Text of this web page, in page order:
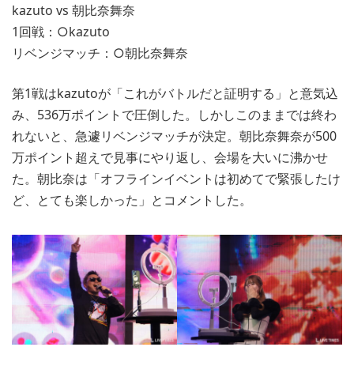
kazuto vs 朝比奈舞奈
1回戦：○kazuto
リベンジマッチ：○朝比奈舞奈
第1戦はkazutoが「これがバトルだと証明する」と意気込
み、536万ポイントで圧倒した。しかしこのままでは終わ
れないと、急遽リベンジマッチが決定。朝比奈舞奈が500
万ポイント超えで見事にやり返し、会場を大いに沸かせ
た。朝比奈は「オフラインイベントは初めてで緊張したけ
ど、とても楽しかった」とコメントした。